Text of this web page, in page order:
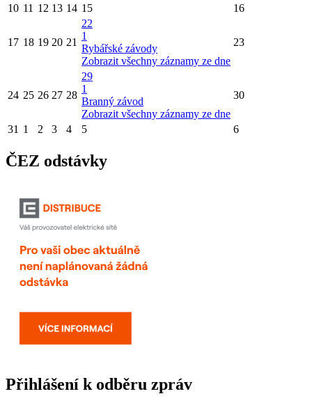
10 11 12 13 14 15 16
17 18 19 20 21
22
1
Rybářské závody
Zobrazit všechny záznamy ze dne
23
24 25 26 27 28
29
1
Branný závod
Zobrazit všechny záznamy ze dne
30
31 1 2 3 4 5 6
ČEZ odstávky
Přihlášení k odběru zpráv